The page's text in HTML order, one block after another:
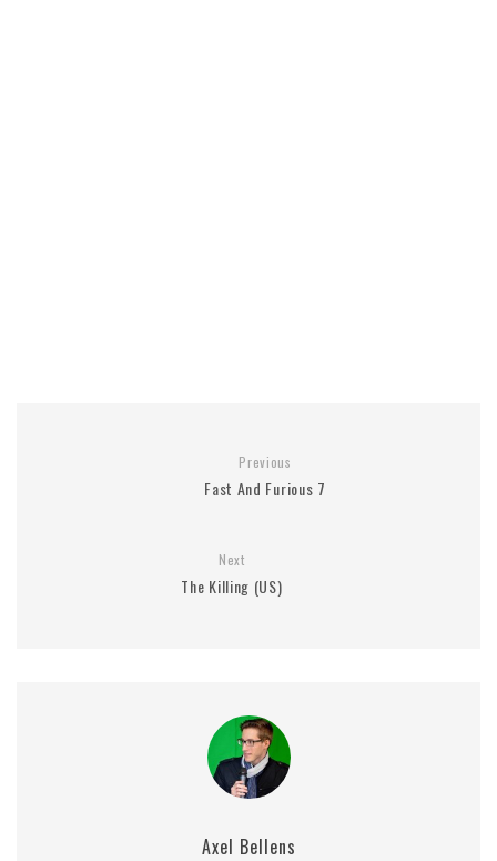
Previous
Fast And Furious 7
Next
The Killing (US)
Axel Bellens